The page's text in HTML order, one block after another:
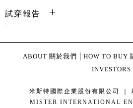
試穿報告
ABOUT 關於我們 HOW TO BUY
INVESTORS
米斯特國際企業股份有限公司 ｜
MISTER INTERNATIONAL